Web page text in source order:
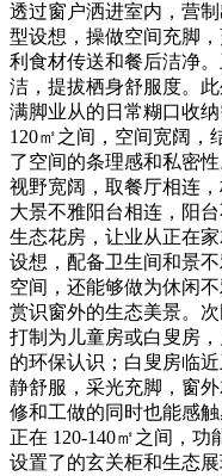
透过窗户洒进室内，营
型设想，操做空间充脚
利食材传送和餐后洁净
洁，提拔栖身舒服度。
满脚业从的日常糊口收
120㎡之间，空间宽阔，
了空间的条理感和私密
视野宽阔，取餐厅相连
大景不雅阳台相连，阳
生态花房，让业从正在
设想，配备卫生间和景
空间，还能够做为休闲
赏识窗外的生态美景。
打制为儿童房或白叟房
的环保认识；白叟房临
静舒服，采光充脚，窗
修和工做的同时也能感
正在 120-140㎡之间，
设置了的玄关柜和生态